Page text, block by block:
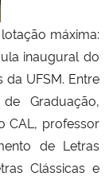
máxima:
inaugural do
UFSM. Entre
Graduação,
CAL, professor
de Letras
Clássicas e